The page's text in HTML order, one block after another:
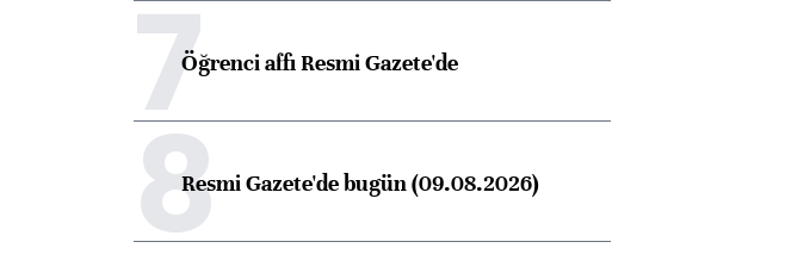
7Öğrenci affı Resmi Gazete'de
8Resmi Gazete'de bugün (09.08.2026)